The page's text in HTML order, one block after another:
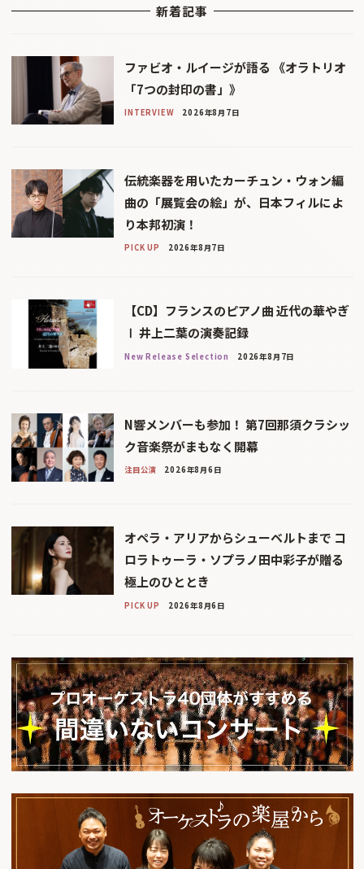
新着記事
ファビオ・ルイージが語る 《オラトリオ
「7つの封印の書」》
INTERVIEW 2026年8月7日
伝統楽器を用いたカーチュン・ウォン編
曲の「展覧会の絵」が、日本フィルによ
り本邦初演！
PICK UP 2026年8月7日
【CD】フランスのピアノ曲 近代の華やぎ
Ⅰ 井上二葉の演奏記録
New Release Selection 2026年8月7日
N響メンバーも参加！ 第7回那須クラシッ
ク音楽祭がまもなく開幕
注目公演 2026年8月6日
オペラ・アリアからシューベルトまで コ
ロラトゥーラ・ソプラノ田中彩子が贈る
極上のひととき
PICK UP 2026年8月6日